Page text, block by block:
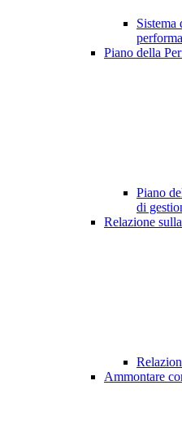
Sistema
Piano della
Piano
di
Relazione
Ammontare